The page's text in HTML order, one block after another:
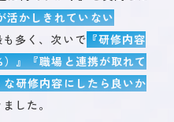
活かしきれていない
多く、次いで『研修内容
』『職場と連携が取れて
研修内容にしたら良いか
した。